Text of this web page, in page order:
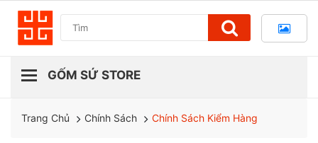
Trang Chủ Chính Sách Chính Sách Kiểm Hàng